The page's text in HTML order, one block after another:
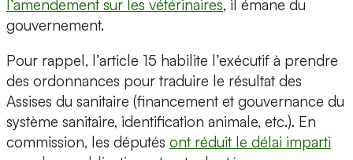
l’amendement sur les vétérinaires, il émane du
gouvernement.
Pour rappel, l’article 15 habilite l’exécutif à prendre
des ordonnances pour traduire le résultat des
Assises du sanitaire (financement et gouvernance du
système sanitaire, identification animale, etc.). En
commission, les députés ont réduit le délai imparti